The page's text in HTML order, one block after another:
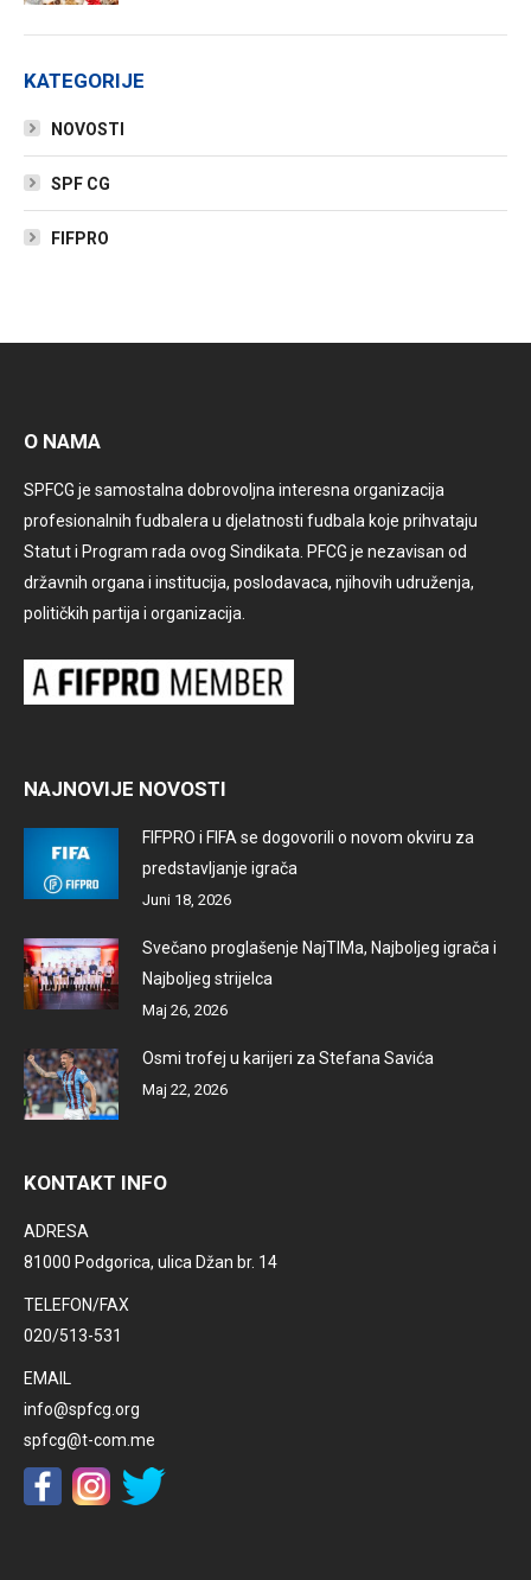
KATEGORIJE
NOVOSTI
SPF CG
FIFPRO
O NAMA
SPFCG je samostalna dobrovoljna interesna organizacija
profesionalnih fudbalera u djelatnosti fudbala koje prihvataju
Statut i Program rada ovog Sindikata. PFCG je nezavisan od
državnih organa i institucija, poslodavaca, njihovih udruženja,
političkih partija i organizacija.
NAJNOVIJE NOVOSTI
FIFPRO i FIFA se dogovorili o novom okviru za
predstavljanje igrača
Juni 18, 2026
Svečano proglašenje NajTIMa, Najboljeg igrača i
Najboljeg strijelca
Maj 26, 2026
Osmi trofej u karijeri za Stefana Savića
Maj 22, 2026
KONTAKT INFO
ADRESA
81000 Podgorica, ulica Džan br. 14
TELEFON/FAX
020/513-531
EMAIL
info@spfcg.org
spfcg@t-com.me